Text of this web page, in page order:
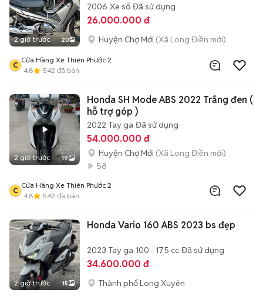
2 giờ trước 20
2006 Xe số Đã sử dụng
26.000.000 đ
Huyện Chợ Mới (Xã Long Điền mới)
C
Cửa Hàng Xe Thiên Phước 2
4.8
542 đã bán
2 giờ trước 19
Honda SH Mode ABS 2022 Trắng đen (
hỗ trợ góp )
2022 Tay ga Đã sử dụng
54.000.000 đ
Huyện Chợ Mới (Xã Long Điền mới)
58
C
Cửa Hàng Xe Thiên Phước 2
4.8
542 đã bán
2 giờ trước 15
Honda Vario 160 ABS 2023 bs đẹp
2023 Tay ga 100 - 175 cc Đã sử dụng
34.600.000 đ
Thành phố Long Xuyên